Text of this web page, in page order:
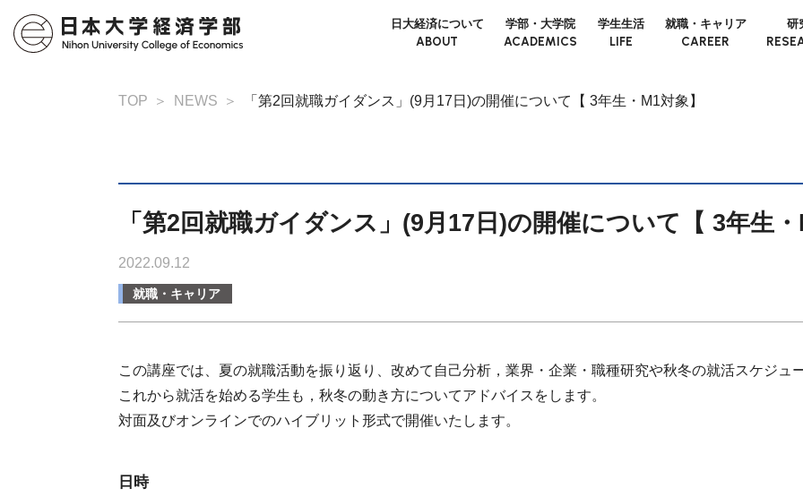
日大経済について
ABOUT
学部・大学院
ACADEMICS
学生生活
LIFE
就職・キャリア
CAREER
研
TOP NEWS 「第2回就職ガイダンス」(9月17日)の開催について【 3年生・M1対象】
「第2回就職ガイダンス」(9月17日)の開催について【 3年生・
2022.09.12
就職・キャリア
この講座では、夏の就職活動を振り返り、改めて自己分析，業界・企業・職種研究や秋冬の就活スケジュ
これから就活を始める学生も，秋冬の動き方についてアドバイスをします。
対面及びオンラインでのハイブリット形式で開催いたします。
日時